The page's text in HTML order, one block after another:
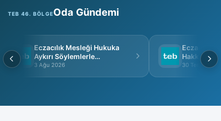
TEB 46. BÖLGEOda Gündemi
Eczacılık Mesleği Hukuka
Aykırı Söylemlerle
İtibarsızlaştırılamaz
3 Ağu 2026
Eczacı
Hakkında
30 Tem 2026